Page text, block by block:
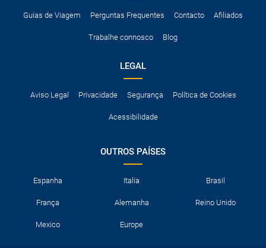
Guias de Viagem Perguntas Frequentes Contacto Afiliados
Trabalhe connosco Blog
LEGAL
Aviso Legal Privacidade Segurança Política de Cookies
Acessibilidade
OUTROS PAÍSES
Espanha Italia Brasil
França Alemanha Reino Unido
Mexico Europe